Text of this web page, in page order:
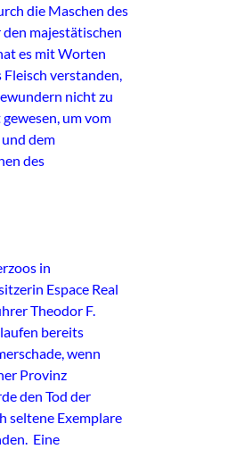
die Maschen des
majestätischen
es mit Worten
verstanden,
nicht zu
um vom
dem
des
in
Espace Real
Theodor F.
bereits
wenn
Provinz
den Tod der
seltene Exemplare
Eine